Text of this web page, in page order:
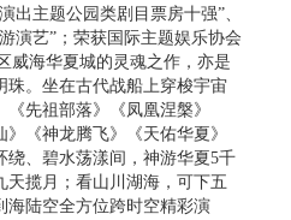
出主题公园类剧目票房十强”、
演艺”；荣获国际主题娱乐协会
威海华夏城的灵魂之作，亦是
珠。坐在古代战船上穿梭宇宙
先祖部落》《凤凰涅槃》
》《神龙腾飞》《天佑华夏》
绕、碧水荡漾间，神游华夏5千
天揽月；看山川湖海，可下五
海陆空全方位跨时空精彩演